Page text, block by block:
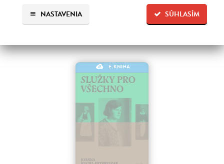
SÚHLASÍM
NASTAVENIA
E-KNIHA